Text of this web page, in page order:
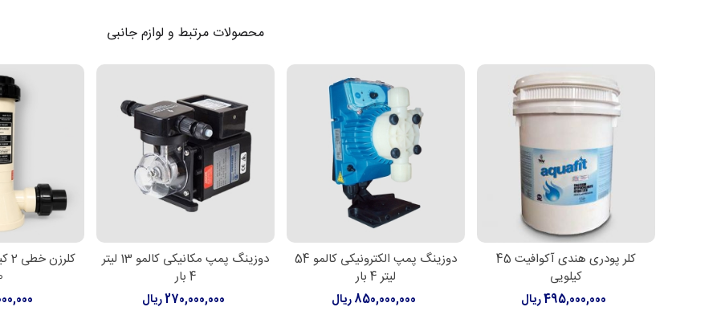
محصولات مرتبط و لوازم جانبی
اطلاعات بیشتر
کلر پودری هندی آکوافیت 45
کیلویی
495,000,000 ریال
اطلاعات بیشتر
دوزینگ پمپ الکترونیکی کالمو 54
لیتر 4 بار
850,000,000 ریال
اطلاعات بیشتر
دوزینگ پمپ مکانیکی کالمو 13 لیتر
4 بار
270,000,000 ریال
اطلاعات